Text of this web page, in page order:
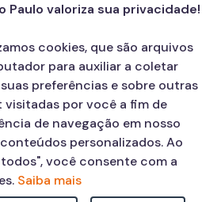
Paulo valoriza sua privacidade!
cookies, que são arquivos
para auxiliar a coletar
preferências e sobre outras
por você a fim de
de navegação em nosso
personalizados. Ao
você consente com a
Saiba mais